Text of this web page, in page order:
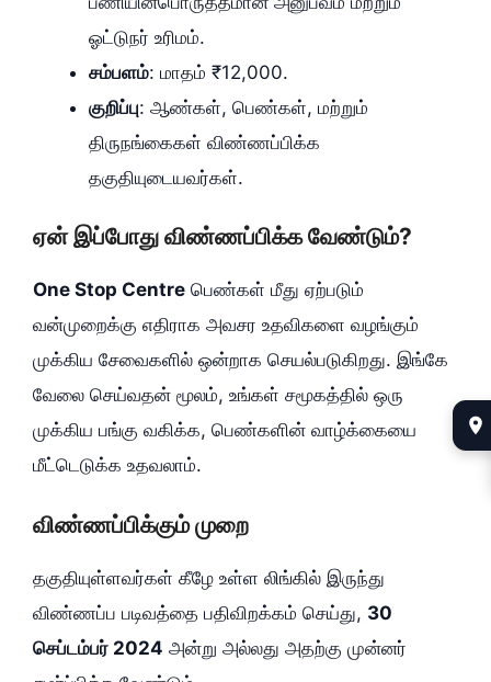
ஓட்டுநர் உரிமம்.
சம்பளம்: மாதம் ₹12,000.
குறிப்பு: ஆண்கள், பெண்கள், மற்றும்
திருநங்கைகள் விண்ணப்பிக்க
தகுதியுடையவர்கள்.
ஏன் இப்போது விண்ணப்பிக்க வேண்டும்?
One Stop Centre பெண்கள் மீது ஏற்படும்
வன்முறைக்கு எதிராக அவசர உதவிகளை வழங்கும்
முக்கிய சேவைகளில் ஒன்றாக செயல்படுகிறது. இங்கே
வேலை செய்வதன் மூலம், உங்கள் சமூகத்தில் ஒரு
முக்கிய பங்கு வகிக்க, பெண்களின் வாழ்க்கையை
மீட்டெடுக்க உதவலாம்.
விண்ணப்பிக்கும் முறை
தகுதியுள்ளவர்கள் கீழே உள்ள லிங்கில் இருந்து
விண்ணப்ப படிவத்தை பதிவிறக்கம் செய்து, 30
செப்டம்பர் 2024 அன்று அல்லது அதற்கு முன்னர்